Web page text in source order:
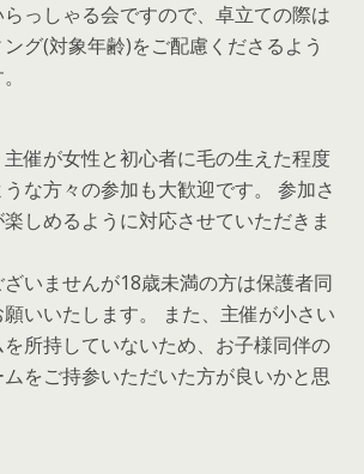
っしゃる会ですので、卓立ての際は
グ(対象年齢)をご配慮くださるよう
催が女性と初心者に毛の生えた程度
な方々の参加も大歓迎です。 参加さ
しめるように対応させていただきま
いませんが18歳未満の方は保護者同
いいたします。 また、主催が小さい
所持していないため、お子様同伴の
をご持参いただいた方が良いかと思